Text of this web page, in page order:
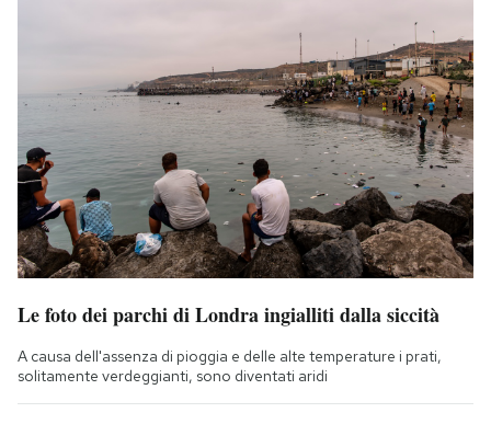
Le foto dei parchi di Londra ingialliti dalla siccità
A causa dell'assenza di pioggia e delle alte temperature i prati,
solitamente verdeggianti, sono diventati aridi